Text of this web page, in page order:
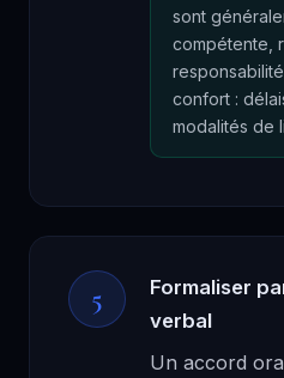
sont
compétente,
confort :
modalités de
5
Formaliser
verbal
Un accord